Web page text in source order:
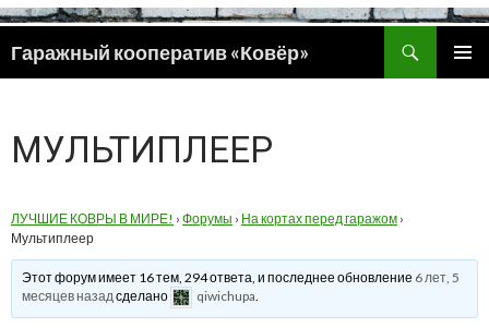
Гаражный кооператив «Ковёр»
ПЕРЕЙТИ
МУЛЬТИПЛЕЕР
ЛУЧШИЕ КОВРЫ В МИРЕ! › Форумы › На кортах перед гаражом ›
Мультиплеер
Этот форум имеет 16 тем, 294 ответа, и последнее обновление 6 лет, 5
месяцев назадсделано qiwichupa.